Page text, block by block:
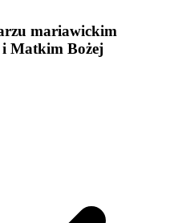
mariawickim
Matkim Bożej